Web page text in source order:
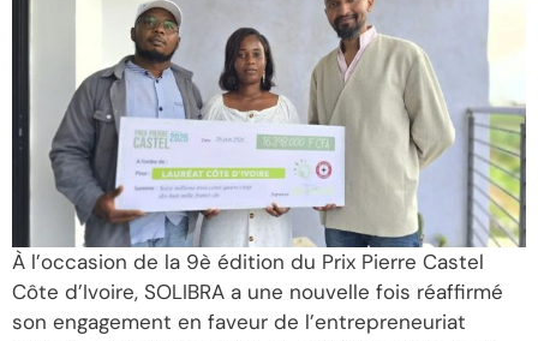
À l’occasion de la 9è édition du Prix Pierre Castel
Côte d’Ivoire, SOLIBRA a une nouvelle fois réaffirmé
son engagement en faveur de l’entrepreneuriat